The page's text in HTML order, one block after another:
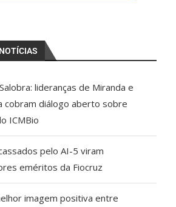
lideranças de Miranda e
cobram diálogo aberto sobre
ICMBio
pelo AI-5 viram
eméritos da Fiocruz
imagem positiva entre